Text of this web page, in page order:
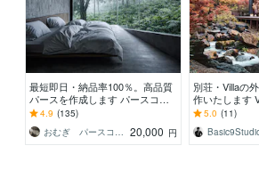
最短即日・納品率100％。高品質
パースを作成します パースコン
ペ日本一の受賞歴あり。質とスピ
ードはお任せ下さい。
4.9 (135)
おむぎ パースコンテスト１位 20,000 円
別荘・Villaの
作いたします
NOT A HOTEL
5.0 (11)